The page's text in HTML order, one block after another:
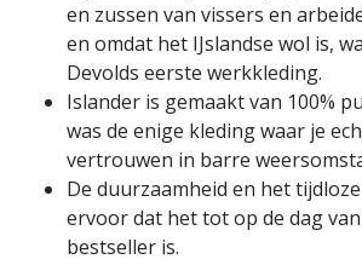
en zussen van vissers en
en omdat het IJslandse wol is,
Devolds eerste werkkleding.
Islander is gemaakt van 100%
was de enige kleding waar je
vertrouwen in barre
De duurzaamheid en het
ervoor dat het tot op de dag
bestseller is.